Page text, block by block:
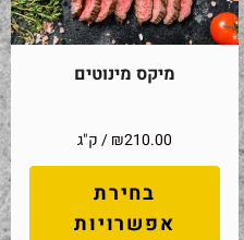
מיקס מינוטים
₪210.00 / ק"ג
בחירת
אפשרויות